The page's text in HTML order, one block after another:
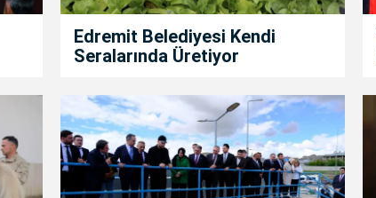
Edremit Belediyesi Kendi
Seralarında Üretiyor